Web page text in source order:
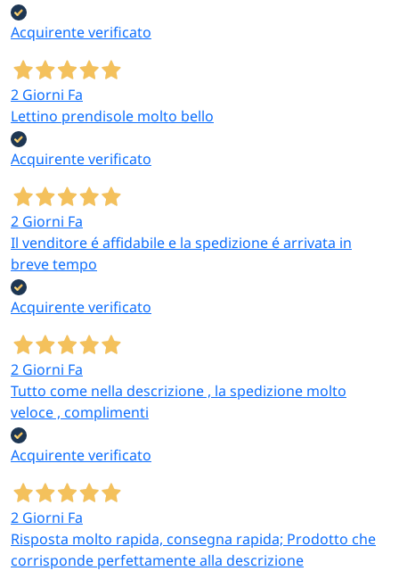
Acquirente verificato
2 Giorni Fa
Lettino prendisole molto bello
Acquirente verificato
2 Giorni Fa
Il venditore é affidabile e la spedizione é arrivata in
breve tempo
Acquirente verificato
2 Giorni Fa
Tutto come nella descrizione , la spedizione molto
veloce , complimenti
Acquirente verificato
2 Giorni Fa
Risposta molto rapida, consegna rapida; Prodotto che
corrisponde perfettamente alla descrizione